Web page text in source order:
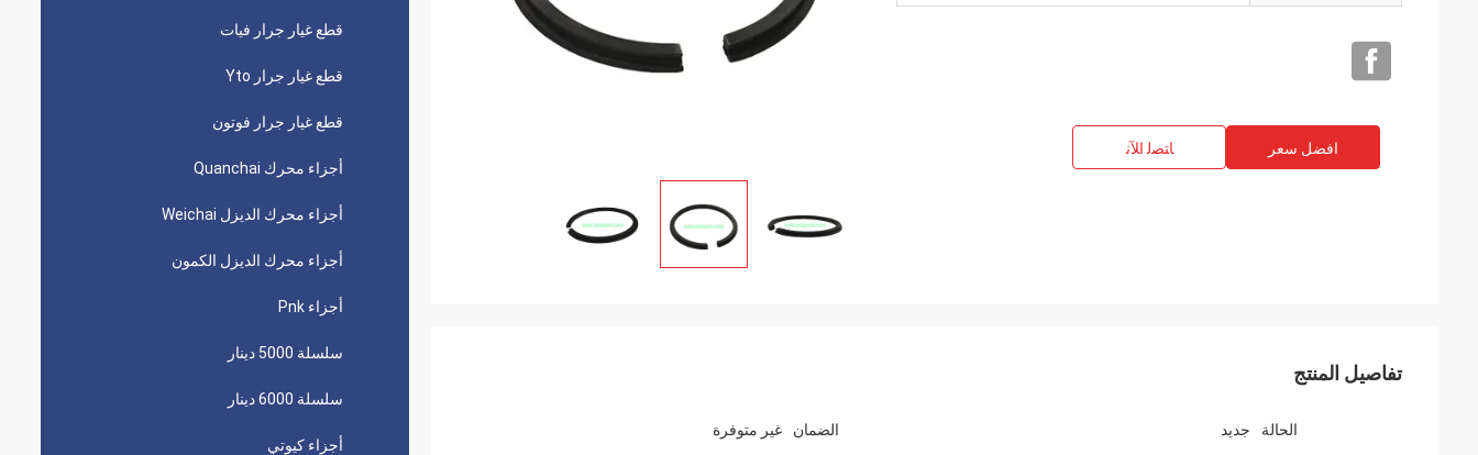
قطع غيار جرار فيات
قطع غيار جرار Yto
قطع غيار جرار فوتون
أجزاء محرك Quanchai
أجزاء محرك الديزل Weichai
أجزاء محرك الديزل الكمون
أجزاء Pnk
سلسلة 5000 دينار
سلسلة 6000 دينار
أجزاء كيوتي
افضل سعر ﺎﺘﺼﻟ ﺍﻶﻧ
تفاصيل المنتج
الحالة جديد الضمان غير متوفرة